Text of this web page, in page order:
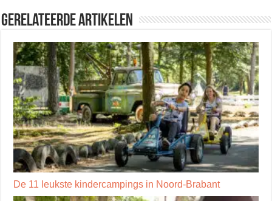
Gerelateerde artikelen
De 11 leukste kindercampings in Noord-Brabant